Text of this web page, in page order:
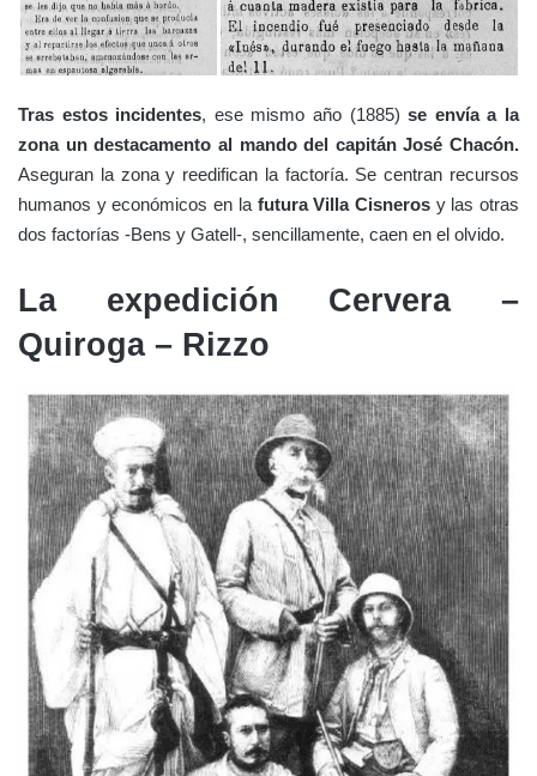
Tras estos incidentes, ese mismo año (1885)se envía a la
zona un destacamento al mando del capitán José Chacón.
Aseguran la zona y reedifican la factoría. Se centran recursos
humanos y económicos en la futura Villa Cisnerosy las otras
dos factorías -Bens y Gatell-, sencillamente, caen en el olvido.
La expedición Cervera –
Quiroga – Rizzo